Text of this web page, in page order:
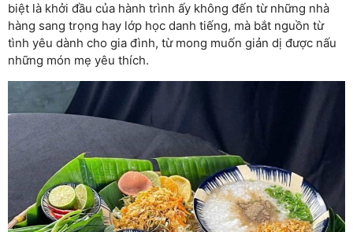
biệt là khởi đầu của hành trình ấy không đến từ những nhà
hàng sang trọng hay lớp học danh tiếng, mà bắt nguồn từ
tình yêu dành cho gia đình, từ mong muốn giản dị được nấu
những món mẹ yêu thích.